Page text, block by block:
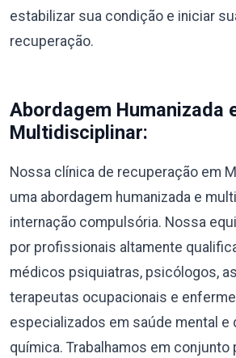
estabilizar sua condição e iniciar
recuperação.
Abordagem Humanizada
Multidisciplinar:
Nossa clínica de recuperação em
uma abordagem humanizada e
internação compulsória. Nossa
por profissionais altamente
médicos psiquiatras, psicólogos,
terapeutas ocupacionais e
especializados em saúde mental e
química. Trabalhamos em conjunto